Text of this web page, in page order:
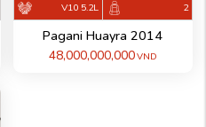
V10 5.2L
2
Pagani Huayra 2014
48,000,000,000VND